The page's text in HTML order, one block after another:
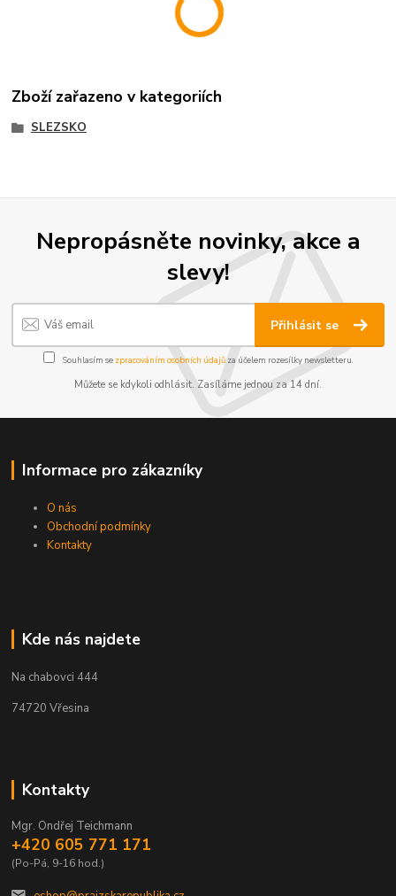
Zboží zařazeno v kategoriích
SLEZSKO
Nepropásněte novinky, akce a
slevy!
Přihlásit se
Souhlasím se zpracováním osobních údajůza účelem rozesílky newsletteru.
Můžete se kdykoli odhlásit. Zasíláme jednou za 14 dní.
Informace pro zákazníky
O nás
Obchodní podmínky
Kontakty
Kde nás najdete
Na chabovci 444
74720 Vřesina
Kontakty
Mgr. Ondřej Teichmann
+420 605 771 171
(Po-Pá, 9-16 hod.)